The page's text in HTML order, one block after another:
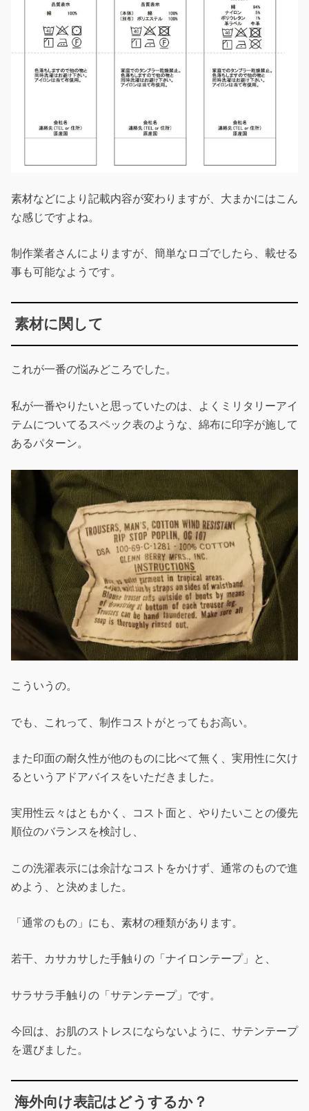
素材などにより記載内容が変わりますが、大まかにはこん
な感じですよね。
制作業者さんによりますが、簡単なロゴでしたら、載せる
事も可能なようです。
素材に関して
これが一番の悩みどころでした。
私が一番やりたいと思っていたのは、よくミリタリーアイ
テムについてるスペック表のような、綿布に印字が施して
あるパターン。
こういうの。
でも、これって、制作コストがとってもお高い。
また印面の耐久性が他のものに比べて無く、実用性に欠け
るというアドアバイスをいただきました。
実用性云々はともかく、コスト面と、やりたいことの優先
順位のバランスを検討し、
この洗濯表示には余計なコストをかけず、通常のもので進
めよう、と決めました。
「通常のもの」にも、素材の種類があります。
若干、カサカサした手触りの「ナイロンテープ」と、
サラサラ手触りの「サテンテープ」です。
今回は、お肌のストレスにならないように、サテンテープ
を選びました。
海外向け表記はどうするか？